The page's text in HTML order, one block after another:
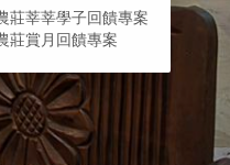
莊莘莘學子回饋專案
莊賞月回饋專案